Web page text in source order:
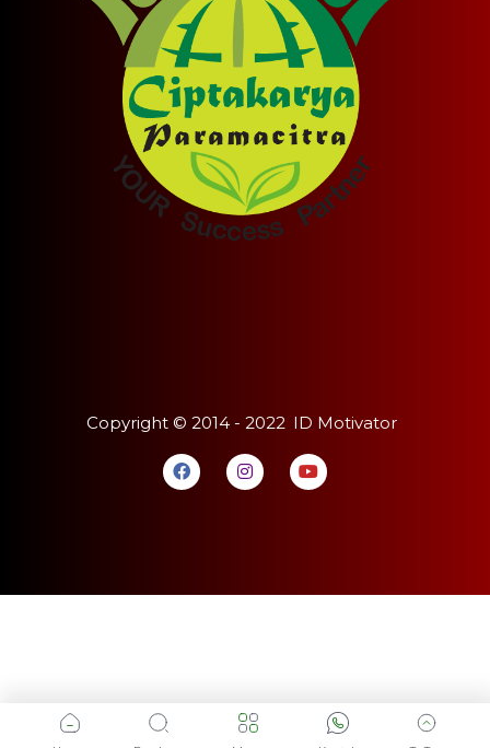
Copyright © 2014 - 2022 ID Motivator